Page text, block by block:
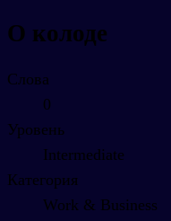
О колоде
Слова
0
Уровень
Intermediate
Категория
Work & Business